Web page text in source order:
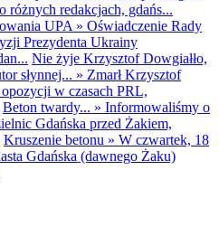
różnych redakcjach, gdańs...
UPA » Oświadczenie Rady
Prezydenta Ukrainy
Nie żyje Krzysztof Dowgiałło,
słynnej... » Zmarł Krzysztof
opozycji w czasach PRL,
Beton twardy... » Informowaliśmy o
Gdańska przed Żakiem,
Kruszenie betonu » W czwartek, 18
Gdańska (dawnego Żaku)